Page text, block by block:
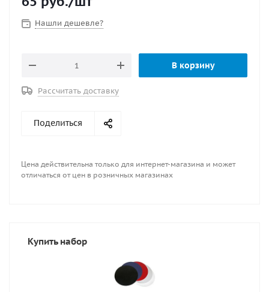
Нашли дешевле?
В корзину
Рассчитать доставку
Поделиться
Цена действительна только для интернет-магазина и может
отличаться от цен в розничных магазинах
Купить набор